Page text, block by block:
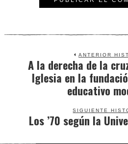
ANTERIOR
post:
A la derecha de la
Iglesia en la
educativo
SIGUIENTE
Next
Los ’70 según la